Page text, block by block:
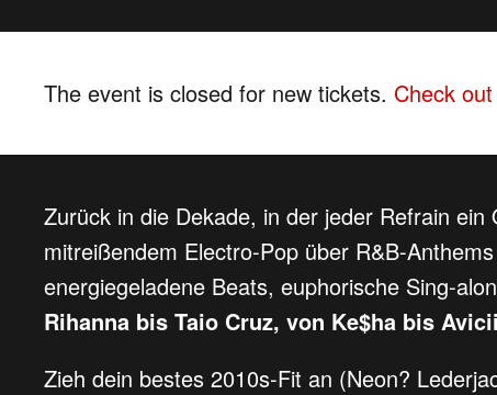
The event is closed for new tickets. Check
Zurück in die Dekade, in der jeder Refrain ein
mitreißendem Electro-Pop über R&B-
energiegeladene Beats, euphorische Sing-
Rihanna bis Taio Cruz, von Ke$ha bis Avicii
Zieh dein bestes 2010s-Fit an (Neon?